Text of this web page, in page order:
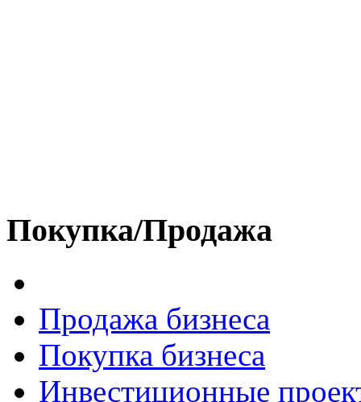
Покупка/Продажа
Продажа бизнеса
Покупка бизнеса
Инвестиционные